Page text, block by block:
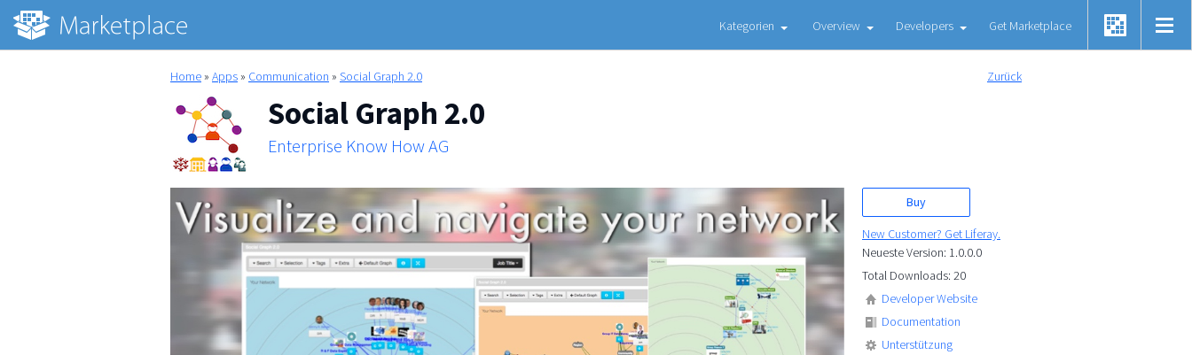
Kategorien Overview Developers Get Marketplace
Home » Apps » Communication » Social Graph 2.0 Zurück
Social Graph 2.0
Enterprise Know How AG
Buy
New Customer? Get Liferay.
Neueste Version: 1.0.0.0
Total Downloads: 20
Developer Website
Documentation
Unterstützung